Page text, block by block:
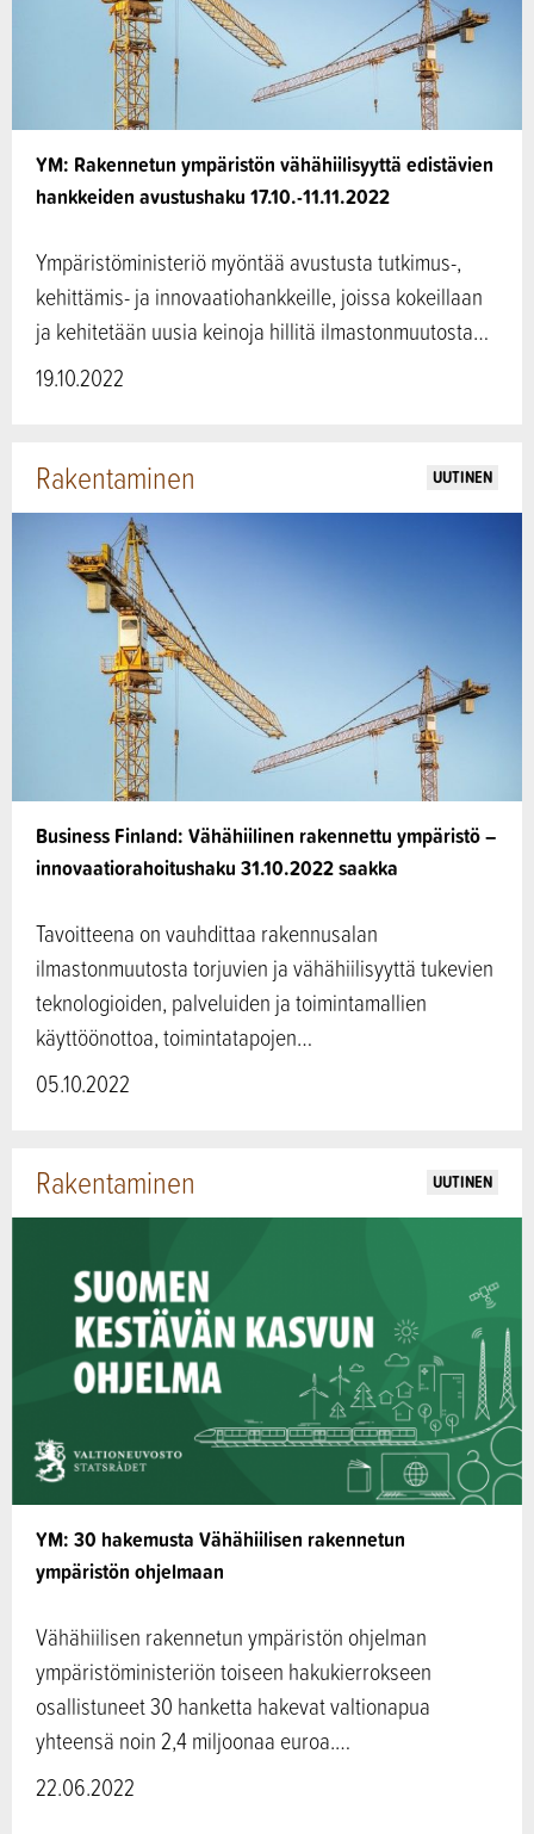
YM: Rakennetun ympäristön vähähiilisyyttä edistävien
hankkeiden avustushaku 17.10.-11.11.2022
Ympäristöministeriö myöntää avustusta tutkimus-,
kehittämis- ja innovaatiohankkeille, joissa kokeillaan
ja kehitetään uusia keinoja hillitä ilmastonmuutosta…
19.10.2022
Business Finland: Vähähiilinen rakennettu ympäristö –
innovaatiorahoitushaku 31.10.2022 saakka
Rakentaminen UUTINEN
Tavoitteena on vauhdittaa rakennusalan
ilmastonmuutosta torjuvien ja vähähiilisyyttä tukevien
teknologioiden, palveluiden ja toimintamallien
käyttöönottoa, toimintatapojen…
05.10.2022
YM: 30 hakemusta Vähähiilisen rakennetun
ympäristön ohjelmaan
Rakentaminen UUTINEN
Vähähiilisen rakennetun ympäristön ohjelman
ympäristöministeriön toiseen hakukierrokseen
osallistuneet 30 hanketta hakevat valtionapua
yhteensä noin 2,4 miljoonaa euroa.…
22.06.2022